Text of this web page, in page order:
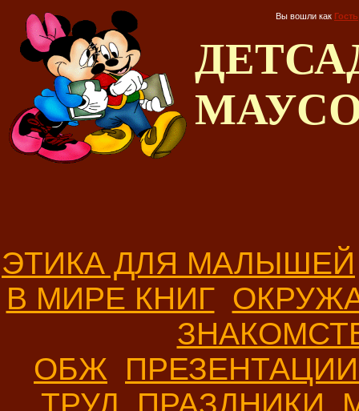
Вы вошли как Гость
ЭТИКА ДЛЯ МАЛЫШЕЙ
В МИРЕ КНИГ
ОБЖ